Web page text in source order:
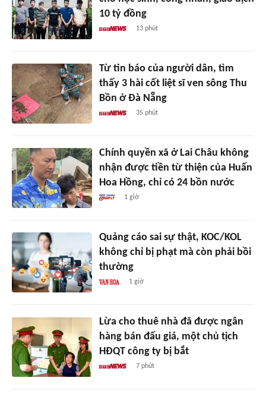
10 tỷ đồng
13 phút
Từ tin báo của người dân, tìm
thấy 3 hài cốt liệt sĩ ven sông Thu
Bồn ở Đà Nẵng
35 phút
Chính quyền xã ở Lai Châu không
nhận được tiền từ thiện của Huấn
Hoa Hồng, chỉ có 24 bồn nước
1 giờ
Quảng cáo sai sự thật, KOC/KOL
không chỉ bị phạt mà còn phải bồi
thường
1 giờ
Lừa cho thuê nhà đã được ngân
hàng bán đấu giá, một chủ tịch
HĐQT công ty bị bắt
7 phút